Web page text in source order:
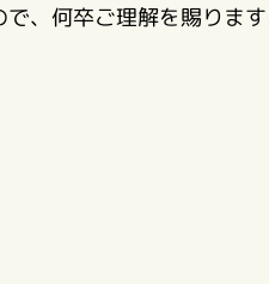
、何卒ご理解を賜ります